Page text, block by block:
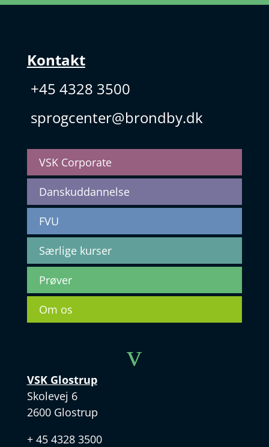
Kontakt
+45 4328 3500
sprogcenter@brondby.dk
VSK Corporate
Danskuddannelse
FVU
Særlige kurser
Prøver
Om os
v
VSK Glostrup
Skolevej 6
2600 Glostrup
+ 45 4328 3500